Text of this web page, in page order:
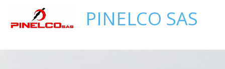
PINELCO SAS